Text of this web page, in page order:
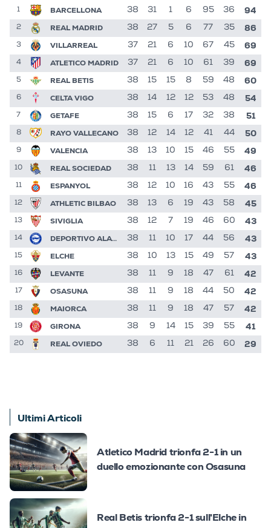
1 BARCELLONA 38 31 1 6 95 36 94
2 REAL MADRID 38 27 5 6 77 35 86
3 VILLARREAL 37 21 6 10 67 45 69
4 ATLETICO MADRID 37 21 6 10 61 39 69
5 REAL BETIS 38 15 15 8 59 48 60
6 CELTA VIGO 38 14 12 12 53 48 54
7 GETAFE 38 15 6 17 32 38 51
8 RAYO VALLECANO 38 12 14 12 41 44 50
9 VALENCIA 38 13 10 15 46 55 49
10 REAL SOCIEDAD 38 11 13 14 59 61 46
11 ESPANYOL 38 12 10 16 43 55 46
12 ATHLETIC BILBAO 38 13 6 19 43 58 45
13 SIVIGLIA 38 12 7 19 46 60 43
14 DEPORTIVO ALAVES 38 11 10 17 44 56 43
15 ELCHE 38 10 13 15 49 57 43
16 LEVANTE 38 11 9 18 47 61 42
17 OSASUNA 38 11 9 18 44 50 42
18 MAIORCA 38 11 9 18 47 57 42
19 GIRONA 38 9 14 15 39 55 41
20 REAL OVIEDO 38 6 11 21 26 60 29
Ultimi Articoli
Atletico Madrid trionfa 2-1 in un
duello emozionante con Osasuna
Real Betis trionfa 2-1 sull'Elche in